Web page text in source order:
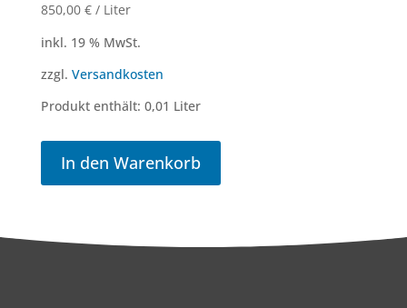
850,00 €/ Liter
inkl. 19 % MwSt.
zzgl. Versandkosten
Produkt enthält: 0,01 Liter
In den Warenkorb